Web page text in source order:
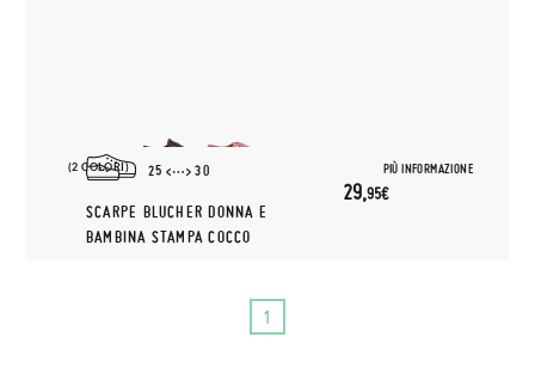
(2 COLORI) PIÙ INFORMAZIONE
25 30
SCARPE BLUCHER DONNA E
BAMBINA STAMPA COCCO
29,95€
1